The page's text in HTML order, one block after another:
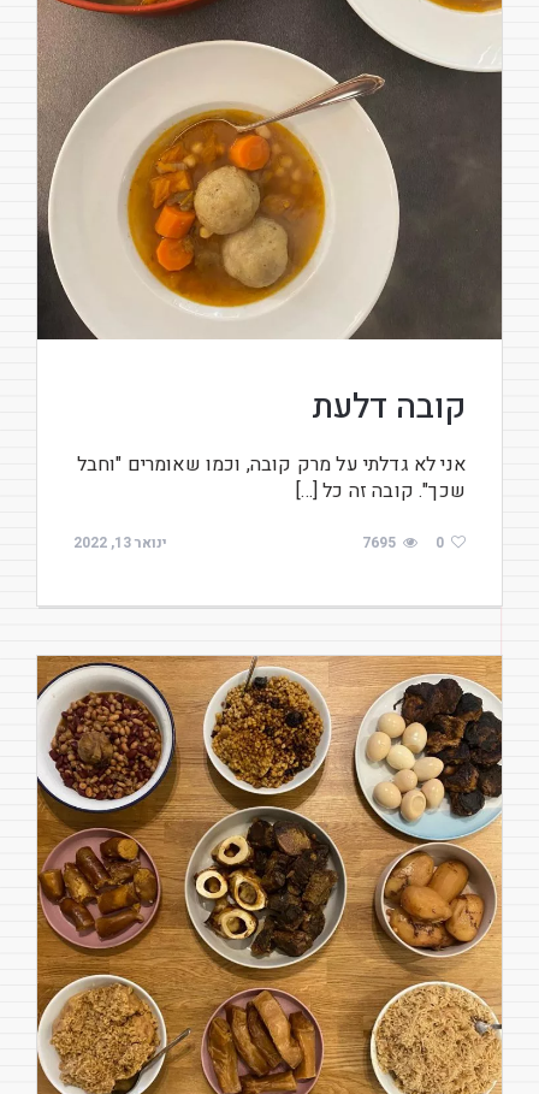
קובה דלעת
אני לא גדלתי על מרק קובה, וכמו שאומרים "וחבל
שכך". קובה זה כל […]
ינואר 13, 2022 7695 0